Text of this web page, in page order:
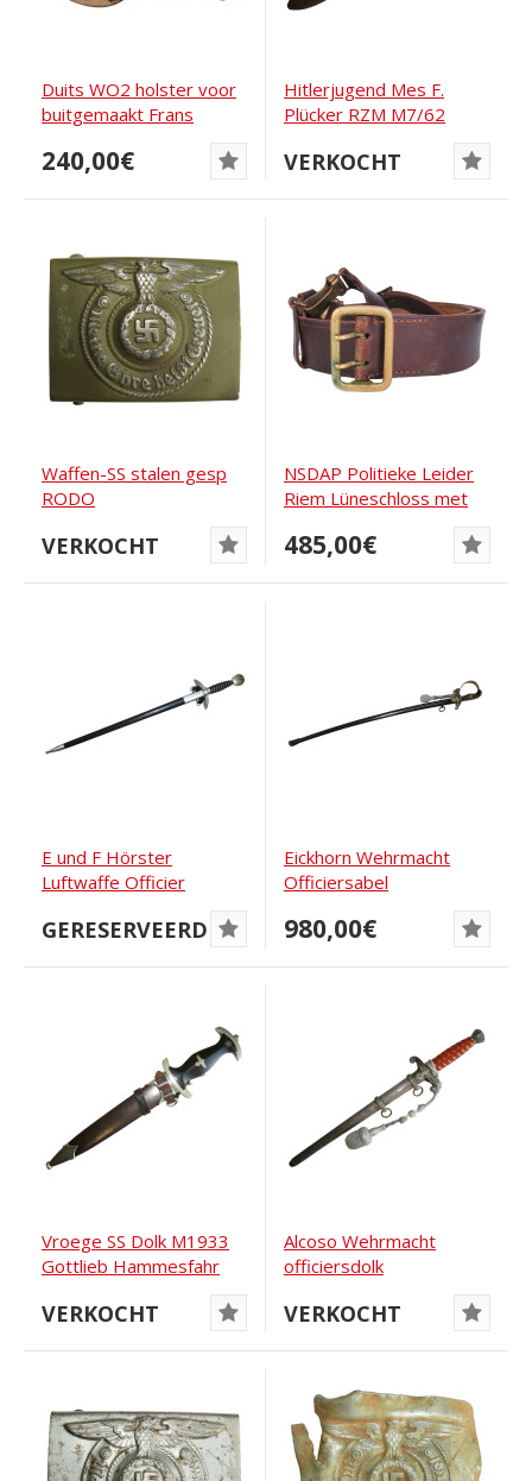
Duits WO2 holster voor
buitgemaakt Frans
pistool MAB, Model...
240,00€
Hitlerjugend Mes F.
Plücker RZM M7/62
VERKOCHT
Waffen-SS stalen gesp
RODO
VERKOCHT
NSDAP Politieke Leider
Riem Lüneschloss met
485,00€
E und F Hörster
Luftwaffe Officier
GERESERVEERD
Eickhorn Wehrmacht
Officiersabel
980,00€
Vroege SS Dolk M1933
Gottlieb Hammesfahr
VERKOCHT
Alcoso Wehrmacht
officiersdolk
VERKOCHT